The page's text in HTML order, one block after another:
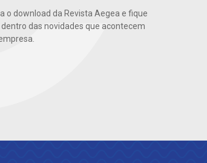
o download da Revista Aegea e fique
das novidades que acontecem